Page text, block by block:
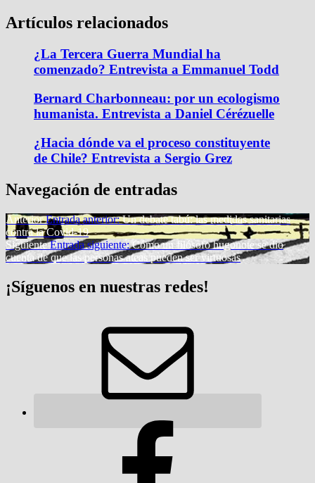
Artículos relacionados
¿La Tercera Guerra Mundial ha
comenzado? Entrevista a Emmanuel Todd
Bernard Charbonneau: por un ecologismo
humanista. Entrevista a Daniel Cérézuelle
¿Hacia dónde va el proceso constituyente
de Chile? Entrevista a Sergio Grez
Navegación de entradas
Anterior Entrada anterior: Un debate tabú: las medidas sanitarias
contra la Covid-19
Siguiente Entrada siguiente: Cómo un filósofo hugonote se dio
cuenta de que las personas ateas pueden ser virtuosas
¡Síguenos en nuestras redes!